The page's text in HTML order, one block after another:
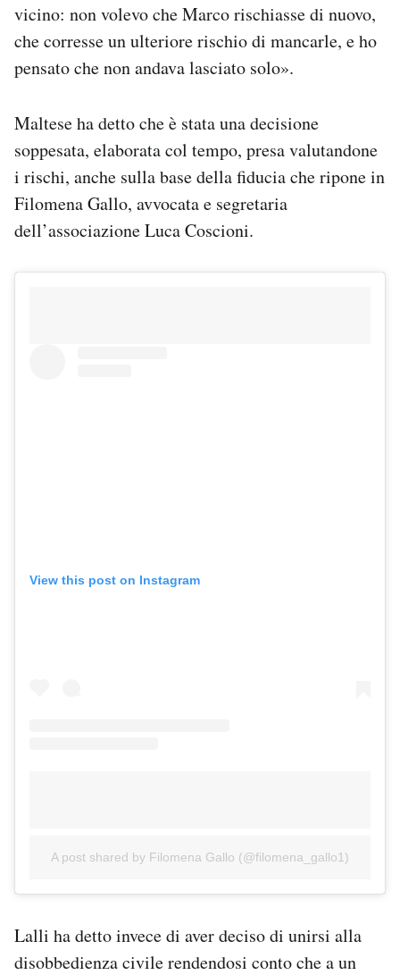
vicino: non volevo che Marco rischiasse di nuovo,
che corresse un ulteriore rischio di mancarle, e ho
pensato che non andava lasciato solo».
Maltese ha detto che è stata una decisione
soppesata, elaborata col tempo, presa valutandone
i rischi, anche sulla base della fiducia che ripone in
Filomena Gallo, avvocata e segretaria
dell’associazione Luca Coscioni.
View this post on Instagram
A post shared by Filomena Gallo (@filomena_gallo1)
Lalli ha detto invece di aver deciso di unirsi alla
disobbedienza civile rendendosi conto che a un